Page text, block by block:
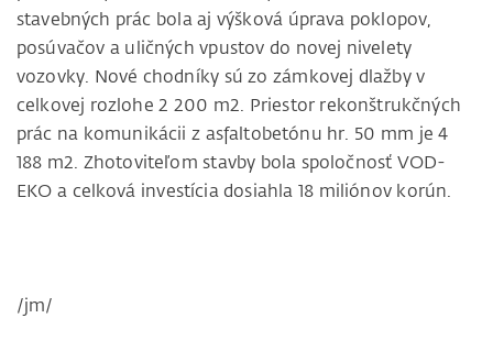
stavebných prác bola aj výšková úprava poklopov,
posúvačov a uličných vpustov do novej nivelety
vozovky. Nové chodníky sú zo zámkovej dlažby v
celkovej rozlohe 2 200 m2. Priestor rekonštrukčných
prác na komunikácii z asfaltobetónu hr. 50 mm je 4
188 m2. Zhotoviteľom stavby bola spoločnosť VOD-
EKO a celková investícia dosiahla 18 miliónov korún.
/jm/